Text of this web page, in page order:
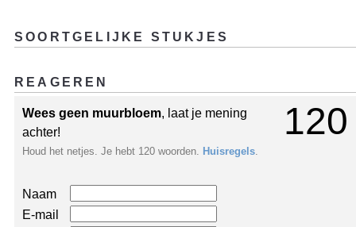
SOORTGELIJKE STUKJES
REAGEREN
120
Wees geen muurbloem, laat je mening
achter!
Houd het netjes. Je hebt 120 woorden. Huisregels
Naam
E-mail